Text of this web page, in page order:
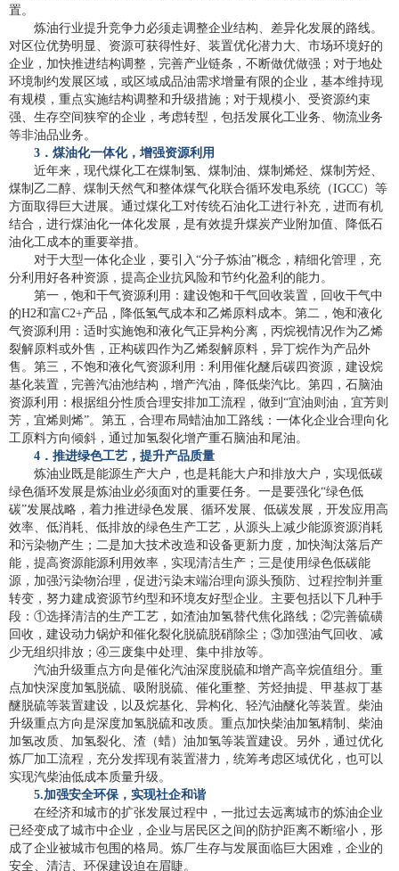
置。
炼油行业提升竞争力必须走调整企业结构、差异化发展的路线。
对区位优势明显、资源可获得性好、装置优化潜力大、市场环境好的
企业，加快推进结构调整，完善产业链条，不断做优做强；对于地处
环境制约发展区域，或区域成品油需求增量有限的企业，基本维持现
有规模，重点实施结构调整和升级措施；对于规模小、受资源约束
强、生存空间狭窄的企业，考虑转型，包括发展化工业务、物流业务
等非油品业务。
3 ．煤油化一体化，增强资源利用
近年来，现代煤化工在煤制氢、煤制油、煤制烯烃、煤制芳烃、
煤制乙二醇、煤制天然气和整体煤气化联合循环发电系统（IGCC）等
方面取得巨大进展。通过煤化工对传统石油化工进行补充，进而有机
结合，进行煤油化一体化发展，是有效提升煤炭产业附加值、降低石
油化工成本的重要举措。
对于大型一体化企业，要引入“分子炼油”概念，精细化管理，充
分利用好各种资源，提高企业抗风险和节约化盈利的能力。
第一，饱和干气资源利用：建设饱和干气回收装置，回收干气中
的H2和富C2+产品，降低氢气成本和乙烯原料成本。第二，饱和液化
气资源利用：适时实施饱和液化气正异构分离，丙烷视情况作为乙烯
裂解原料或外售，正构碳四作为乙烯裂解原料，异丁烷作为产品外
售。第三，不饱和液化气资源利用：利用催化醚后碳四资源，建设烷
基化装置，完善汽油池结构，增产汽油，降低柴汽比。第四，石脑油
资源利用：根据组分性质合理安排加工流程，做到“宜油则油，宜芳则
芳，宜烯则烯”。第五，合理布局蜡油加工路线：一体化企业合理向化
工原料方向倾斜，通过加氢裂化增产重石脑油和尾油。
4 ．推进绿色工艺，提升产品质量
炼油业既是能源生产大户，也是耗能大户和排放大户，实现低碳
绿色循环发展是炼油业必须面对的重要任务。一是要强化“绿色低
碳”发展战略，着力推进绿色发展、循环发展、低碳发展，开发应用高
效率、低消耗、低排放的绿色生产工艺，从源头上减少能源资源消耗
和污染物产生；二是加大技术改造和设备更新力度，加快淘汰落后产
能，提高资源能源利用效率，实现清洁生产；三是使用绿色低碳能
源，加强污染物治理，促进污染末端治理向源头预防、过程控制并重
转变，努力建成资源节约型和环境友好型企业。主要包括以下几种手
段：①选择清洁的生产工艺，如渣油加氢替代焦化路线；②完善硫磺
回收，建设动力锅炉和催化裂化脱硫脱硝除尘；③加强油气回收、减
少无组织排放；④三废集中处理、集中排放等。
汽油升级重点方向是催化汽油深度脱硫和增产高辛烷值组分。重
点加快深度加氢脱硫、吸附脱硫、催化重整、芳烃抽提、甲基叔丁基
醚脱硫等装置建设，以及烷基化、异构化、轻汽油醚化等装置。柴油
升级重点方向是深度加氢脱硫和改质。重点加快柴油加氢精制、柴油
加氢改质、加氢裂化、渣（蜡）油加氢等装置建设。另外，通过优化
炼厂加工流程，充分发挥现有装置潜力，统筹考虑区域优化，也可以
实现汽柴油低成本质量升级。
5.加强安全环保，实现社企和谐
在经济和城市的扩张发展过程中，一批过去远离城市的炼油企业
已经变成了城市中企业，企业与居民区之间的防护距离不断缩小，形
成了企业被城市包围的格局。炼厂生存与发展面临巨大困难，企业的
安全、清洁、环保建设迫在眉睫。